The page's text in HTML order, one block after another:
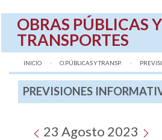
OBRAS PÚBLICAS Y
TRANSPORTES
INICIO O.PÚBLICAS Y TRANSP. AQUÍ:
PREVISIONES
23 Agosto 2023